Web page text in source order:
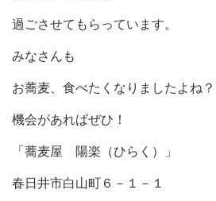
過ごさせてもらっています。
みなさんも
お蕎麦、食べたくなりましたよね？
機会があればぜひ！
「蕎麦屋 陽楽（ひらく）」
春日井市白山町６－１－１